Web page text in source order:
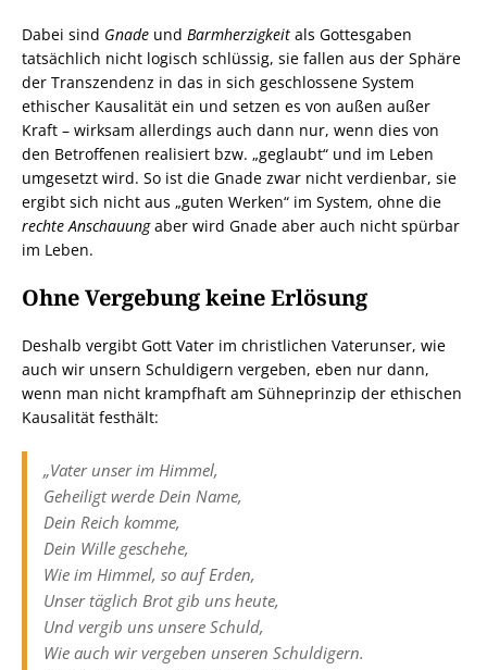
Dabei sind Gnade und Barmherzigkeit als Gottesgaben
tatsächlich nicht logisch schlüssig, sie fallen aus der Sphäre
der Transzendenz in das in sich geschlossene System
ethischer Kausalität ein und setzen es von außen außer
Kraft – wirksam allerdings auch dann nur, wenn dies von
den Betroffenen realisiert bzw. „geglaubt“ und im Leben
umgesetzt wird. So ist die Gnade zwar nicht verdienbar, sie
ergibt sich nicht aus „guten Werken“ im System, ohne die
rechte Anschauungaber wird Gnade aber auch nicht spürbar
im Leben.
Ohne Vergebung keine Erlösung
Deshalb vergibt Gott Vater im christlichen Vaterunser, wie
auch wir unsern Schuldigern vergeben, eben nur dann,
wenn man nicht krampfhaft am Sühneprinzip der ethischen
Kausalität festhält:
„Vater unser im Himmel,
Geheiligt werde Dein Name,
Dein Reich komme,
Dein Wille geschehe,
Wie im Himmel, so auf Erden,
Unser täglich Brot gib uns heute,
Und vergib uns unsere Schuld,
Wie auch wir vergeben unseren Schuldigern.